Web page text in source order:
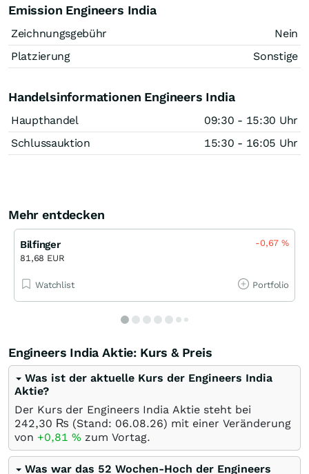
Emission Engineers India
Zeichnungsgebühr
Nein
Platzierung
Sonstige
Handelsinformationen Engineers India
Haupthandel
09:30 - 15:30 Uhr
Schlussauktion
15:30 - 16:05 Uhr
Mehr entdecken
Bilfinger
81,68 EUR
-0,67%
Watchlist Portfolio
Engineers India Aktie: Kurs & Preis
Was ist der aktuelle Kurs der Engineers India
Aktie?
Der Kurs der Engineers India Aktie steht bei
242,30 ₨ (Stand: 06.08.26) mit einer Veränderung
von +0,81 % zum Vortag.
Was war das 52 Wochen-Hoch der Engineers